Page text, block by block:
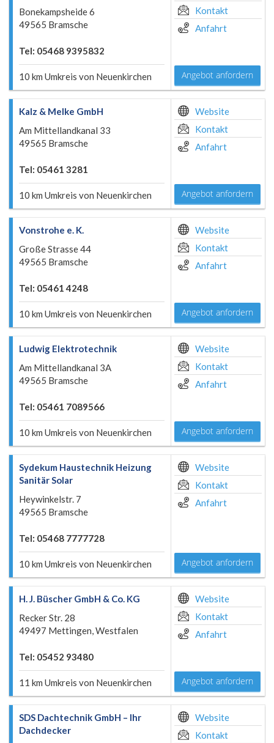
Bonekampsheide 6
49565 Bramsche
Tel: 05468 9395832
10 km Umkreis von Neuenkirchen
Kontakt
Anfahrt
Angebot anfordern
Kalz & Melke GmbH
Am Mittellandkanal 33
49565 Bramsche
Tel: 05461 3281
10 km Umkreis von Neuenkirchen
Website
Kontakt
Anfahrt
Angebot anfordern
Vonstrohe e. K.
Große Strasse 44
49565 Bramsche
Tel: 05461 4248
10 km Umkreis von Neuenkirchen
Website
Kontakt
Anfahrt
Angebot anfordern
Ludwig Elektrotechnik
Am Mittellandkanal 3A
49565 Bramsche
Tel: 05461 7089566
10 km Umkreis von Neuenkirchen
Website
Kontakt
Anfahrt
Angebot anfordern
Sydekum Haustechnik Heizung
Sanitär Solar
Heywinkelstr. 7
49565 Bramsche
Tel: 05468 7777728
10 km Umkreis von Neuenkirchen
Website
Kontakt
Anfahrt
Angebot anfordern
H. J. Büscher GmbH & Co. KG
Recker Str. 28
49497 Mettingen, Westfalen
Tel: 05452 93480
11 km Umkreis von Neuenkirchen
Website
Kontakt
Anfahrt
Angebot anfordern
SDS Dachtechnik GmbH – Ihr
Dachdecker
Website
Kontakt